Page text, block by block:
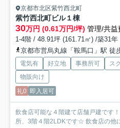
京都市北区紫竹西北町
紫竹西北町ビル１棟
30万円 (0.61万円/坪) 管理/共益
1-4階 / 48.91坪 (161.71㎡) /築31年
京都市営烏丸線「鞍馬口」駅 徒
電気有 好立地 事務所可 ス
物販向け
礼0 即入居可
飲食店可能な４階建て店舗戸建です
所、3階４階2LDKです☆ 飲食店の他